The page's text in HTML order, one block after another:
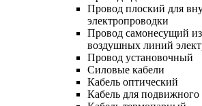
Провод плоский для
электропроводки
Провод самонесущий
воздушных линий
Провод установочный
Силовые кабели
Кабель оптический
Кабель для подвижного